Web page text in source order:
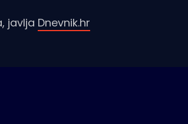
javlja Dnevnik.hr